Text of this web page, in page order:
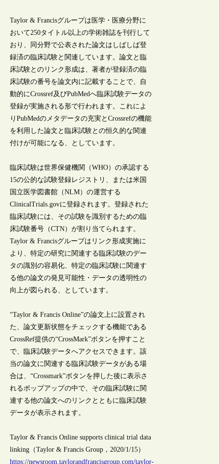
Taylor & Francisグループは医学・医療分野に
おいて250タイトル以上の学術雑誌を刊行して
おり、同分野で公表された論文はしばしば登
録済の臨床試験と関連しています。論文と臨
床試験とのリンク形成は、著者が登録済の臨
床試験の番号を論文内に記載することで、自
動的にCrossref及びPubMedへ臨床試験データの
登録が実施される形で行われます。これによ
りPubMedのメタデータの充実とCrossrefの機能
を利用した論文と臨床試験との恒久的な関連
付けが可能になる、としています。
臨床試験は世界保健機関（WHO）の承認する
15の公的な試験登録レジストリ、または米国
国立医学図書館（NLM）の運営する
ClinicalTrials.govに登録されます。登録された
臨床試験には、その試験を識別するための臨
床試験番号（CTN）が割り当てられます。
Taylor & Francisグループはリンク形成実施に
より、特定の研究に関連する臨床試験のデー
タの識別の容易化、特定の臨床試験に関連す
る他の論文の発見可能性・データの透明性の
向上が図られる、としています。
“Taylor & Francis Online”の論文上に設置され
た、論文更新状態をチェックする機能である
CrossRef提供の“CrossMark”ボタンを押すこと
で、臨床試験データへアクセスできます。該
当の論文に関連する臨床試験データがある場
合は、“Crossmark”ボタンを押した後に表示さ
れるポップアップの中で、その臨床試験に関
連する他の論文へのリンクとともに臨床試験
データが表示されます。
Taylor & Francis Online supports clinical trial data
linking（Taylor & Francis Group，2020/1/15）
https://newsroom.taylorandfrancisgroup.com/taylor-